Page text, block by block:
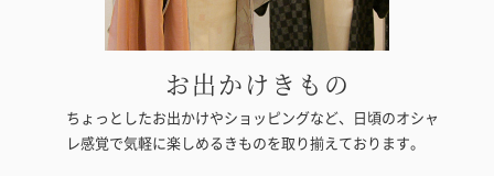
お出かけきもの
ちょっとしたお出かけやショッピングなど、日頃のオシャ
レ感覚で気軽に楽しめるきものを取り揃えております。